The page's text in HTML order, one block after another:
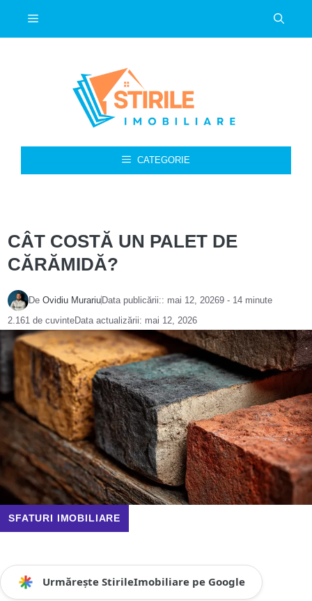
Meniu
CATEGORIE
CÂT COSTĂ UN PALET DE
CĂRĂMIDĂ?
De Ovidiu Murariu Data publicării:: mai 12, 20269 - 14 minute
2.161 de cuvinteData actualizării: mai 12, 2026
SFATURI IMOBILIARE
Urmărește StirileImobiliare pe Google